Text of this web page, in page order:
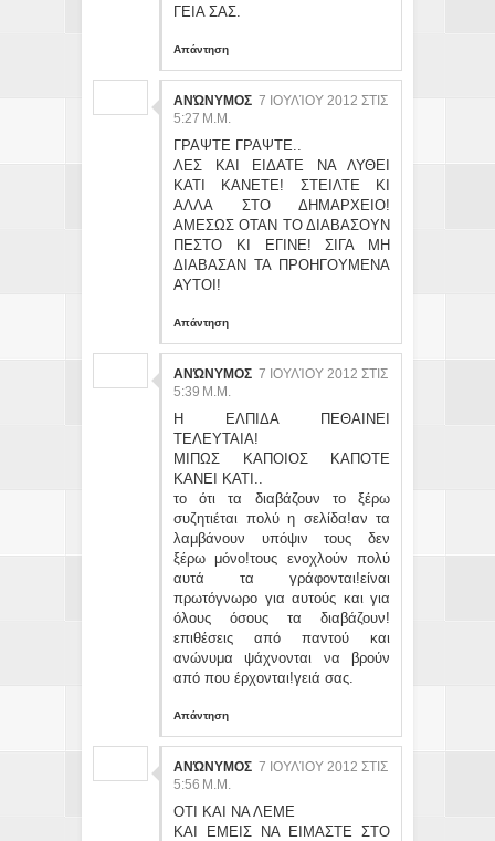
ΓΕΙΑ ΣΑΣ.
Απάντηση
ΑΝΏΝΥΜΟΣ 7 ΙΟΥΛΊΟΥ 2012 ΣΤΙΣ
5:27 Μ.Μ.
ΓΡΑΨΤΕ ΓΡΑΨΤΕ..
ΛΕΣ ΚΑΙ ΕΙΔΑΤΕ ΝΑ ΛΥΘΕΙ
ΚΑΤΙ ΚΑΝΕΤΕ! ΣΤΕΙΛΤΕ ΚΙ
ΑΛΛΑ ΣΤΟ ΔΗΜΑΡΧΕΙΟ!
ΑΜΕΣΩΣ ΟΤΑΝ ΤΟ ΔΙΑΒΑΣΟΥΝ
ΠΕΣΤΟ ΚΙ ΕΓΙΝΕ! ΣΙΓΑ ΜΗ
ΔΙΑΒΑΣΑΝ ΤΑ ΠΡΟΗΓΟΥΜΕΝΑ
ΑΥΤΟΙ!
Απάντηση
ΑΝΏΝΥΜΟΣ 7 ΙΟΥΛΊΟΥ 2012 ΣΤΙΣ
5:39 Μ.Μ.
Η ΕΛΠΙΔΑ ΠΕΘΑΙΝΕΙ
ΤΕΛΕΥΤΑΙΑ!
ΜΙΠΩΣ ΚΑΠΟΙΟΣ ΚΑΠΟΤΕ
ΚΑΝΕΙ ΚΑΤΙ..
το ότι τα διαβάζουν το ξέρω
συζητιέται πολύ η σελίδα!αν τα
λαμβάνουν υπόψιν τους δεν
ξέρω μόνο!τους ενοχλούν πολύ
αυτά τα γράφονται!είναι
πρωτόγνωρο για αυτούς και για
όλους όσους τα διαβάζουν!
επιθέσεις από παντού και
ανώνυμα ψάχνονται να βρούν
από που έρχονται!γειά σας.
Απάντηση
ΑΝΏΝΥΜΟΣ 7 ΙΟΥΛΊΟΥ 2012 ΣΤΙΣ
5:56 Μ.Μ.
ΟΤΙ ΚΑΙ ΝΑ ΛΕΜΕ
ΚΑΙ ΕΜΕΙΣ ΝΑ ΕΙΜΑΣΤΕ ΣΤΟ